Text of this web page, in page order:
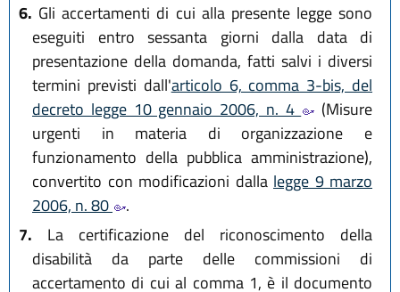
6. Gli accertamenti di cui alla presente legge sono
eseguiti entro sessanta giorni dalla data di
presentazione della domanda, fatti salvi i diversi
termini previsti dall'articolo 6, comma 3-bis, del
decreto legge 10 gennaio 2006, n. 4
(Misure
urgenti in materia di organizzazione e
funzionamento della pubblica amministrazione),
convertito con modificazioni dalla legge 9 marzo
2006, n. 80
.
7. La certificazione del riconoscimento della
disabilità da parte delle commissioni di
accertamento di cui al comma 1, è il documento